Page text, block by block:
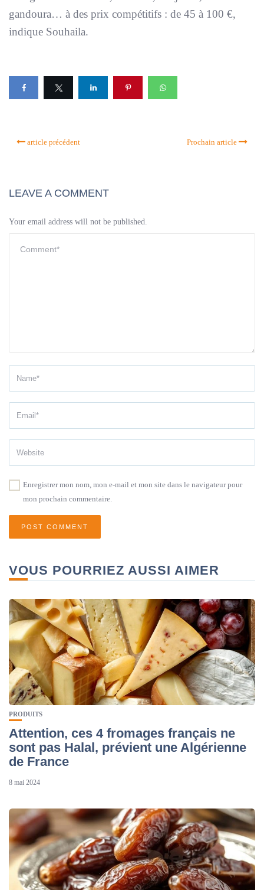
gandoura… à des prix compétitifs : de 45 à 100 €,
indique Souhaila.
article précédent Prochain article
LEAVE A COMMENT
Your email address will not be published.
Enregistrer mon nom, mon e-mail et mon site dans le navigateur pour
mon prochain commentaire.
VOUS POURRIEZ AUSSI AIMER
PRODUITS
Attention, ces 4 fromages français ne
sont pas Halal, prévient une Algérienne
de France
8 mai 2024